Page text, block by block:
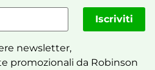
newsletter,
promozionali da Robinson
Iscriviti